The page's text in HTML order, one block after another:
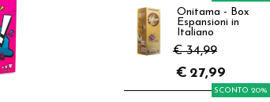
Onitama - Box
Espansioni in
Italiano
€ 34,99
€ 27,99
SCONTO 20%